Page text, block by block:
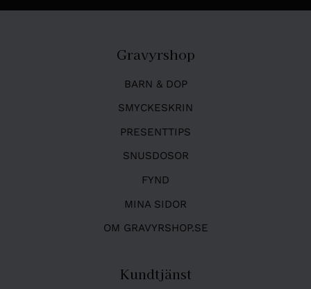
Gravyrshop
BARN & DOP
SMYCKESKRIN
PRESENTTIPS
SNUSDOSOR
FYND
MINA SIDOR
OM GRAVYRSHOP.SE
Kundtjänst